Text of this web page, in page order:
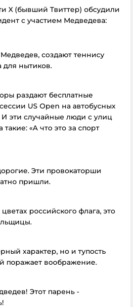
X (бывший Твиттер) обсудили
с участием Медведева:
создают теннису
для нытиков.
раздают бесплатные
US Open на автобусных
И эти случайные люди с улиц
«А что это за спорт
Эти провокаторши
пришли.
российского флага, это
характер, но и тупость
поражает воображение.
Этот парень -